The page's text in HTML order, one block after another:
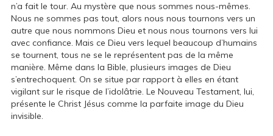
n’a fait le tour. Au mystère que nous sommes nous-mêmes.
Nous ne sommes pas tout, alors nous nous tournons vers un
autre que nous nommons Dieu et nous nous tournons vers lui
avec confiance. Mais ce Dieu vers lequel beaucoup d’humains
se tournent, tous ne se le représentent pas de la même
manière. Même dans la Bible, plusieurs images de Dieu
s’entrechoquent. On se situe par rapport à elles en étant
vigilant sur le risque de l’idolâtrie. Le Nouveau Testament, lui,
présente le Christ Jésus comme la parfaite image du Dieu
invisible.